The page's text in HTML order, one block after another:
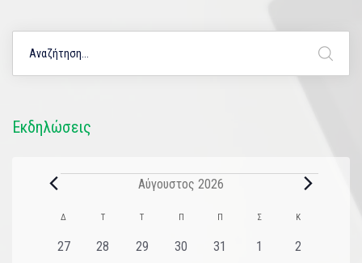
Εκδηλώσεις
Αύγουστος 2026
Ημερολόγιο
του
Δ Τ Τ Π Π Σ Κ
0
27
0
28
0
29
0
30
0
31
01
0
2